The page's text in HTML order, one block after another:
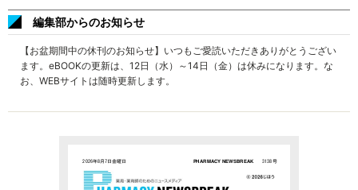
編集部からのお知らせ
【お盆期間中の休刊のお知らせ】いつもご愛読いただきありがとうござい
ます。eBOOKの更新は、12日（水）～14日（金）は休みになります。な
お、WEBサイトは随時更新します。